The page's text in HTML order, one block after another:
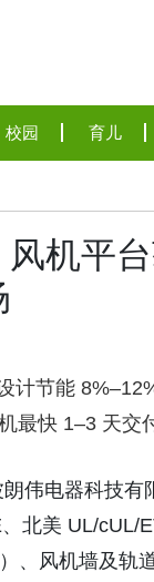
校园 育儿
机平
计节能
最快 1–3 天交
伟电器科技
北美 UL/
、风机墙及轨